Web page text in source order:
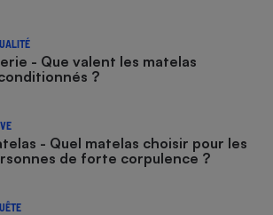
- Que valent les matelas
?
- Quel matelas choisir pour les
de forte corpulence ?